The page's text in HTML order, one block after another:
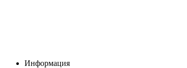
Информация